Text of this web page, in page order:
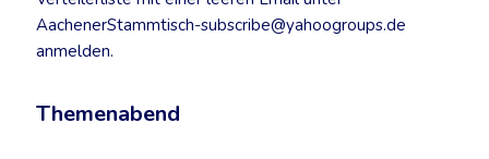
AachenerStammtisch-subscribe@yahoogroups.de
anmelden.
Themenabend